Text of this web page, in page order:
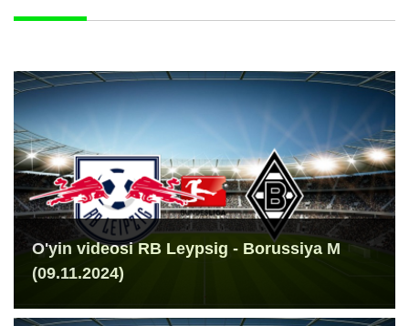
O'yin videosi RB Leypsig - Borussiya M
(09.11.2024)